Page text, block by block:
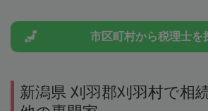
市区町村から税理士を
新潟県 刈羽郡刈羽村で相